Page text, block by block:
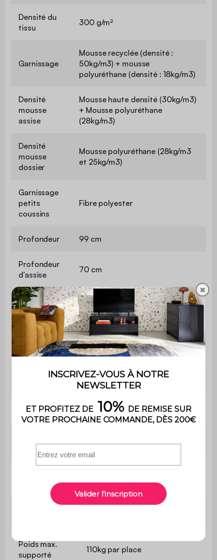
Densité du
tissu
300 g/m²
Garnissage
Mousse recyclée (densité :
50kg/m3) + mousse
polyuréthane (densité : 18kg/m3)
Densité
mousse
assise
Mousse haute densité (30kg/m3)
+ Mousse polyuréthane
(28kg/m3)
Densité
mousse
dossier
Mousse polyuréthane (28kg/m3
et 25kg/m3)
Garnissage
petits
coussins
Fibre polyester
Profondeur 99 cm
Profondeur
d'assise
70 cm
Confort de
l'assise
Equilibré
Convertible Oui
Occasionnel
Accueil literie Equilibré
couchage
8 cm
Poids max.
supporté
110kg par place
✖